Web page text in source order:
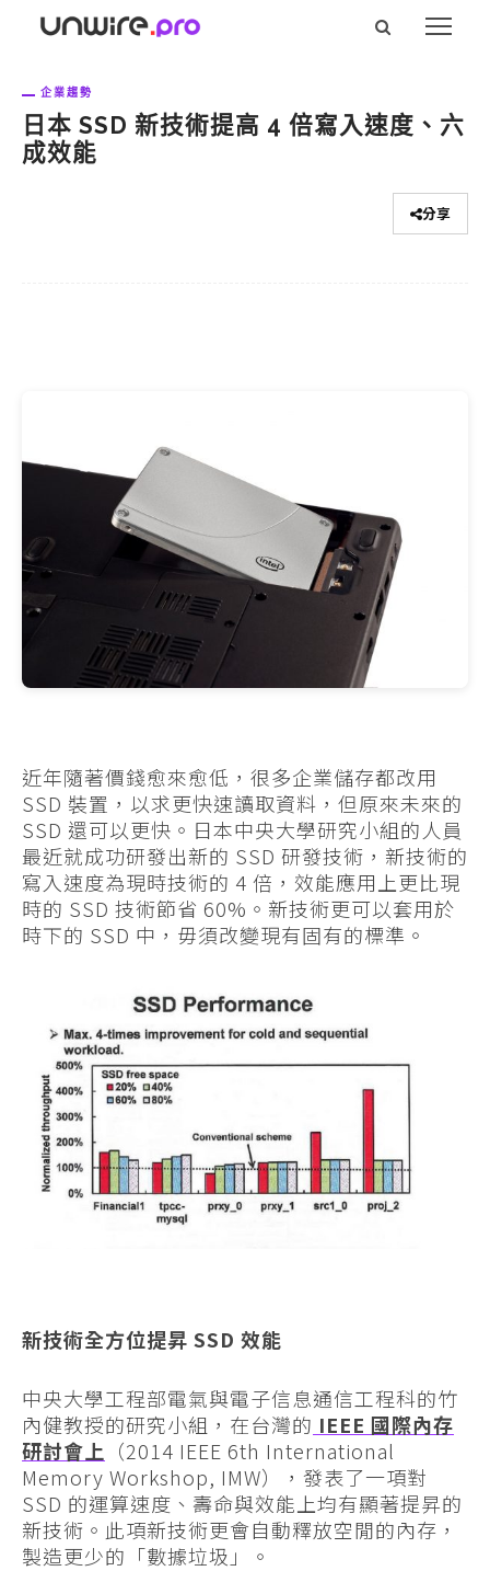
企業趨勢
日本 SSD 新技術提高 4 倍寫入速度、六
成效能
分享
近年隨著價錢愈來愈低，很多企業儲存都改用
SSD 裝置，以求更快速讀取資料，但原來未來的
SSD 還可以更快。日本中央大學研究小組的人員
最近就成功研發出新的 SSD 研發技術，新技術的
寫入速度為現時技術的 4 倍，效能應用上更比現
時的 SSD 技術節省 60%。新技術更可以套用於
時下的 SSD 中，毋須改變現有固有的標準。
新技術全方位提昇 SSD 效能
中央大學工程部電氣與電子信息通信工程科的竹
內健教授的研究小組，在台灣的 IEEE 國際內存
研討會上 （2014 IEEE 6th International
Memory Workshop, IMW），發表了一項對
SSD 的運算速度、壽命與效能上均有顯著提昇的
新技術。此項新技術更會自動釋放空閒的內存，
製造更少的「數據垃圾」。